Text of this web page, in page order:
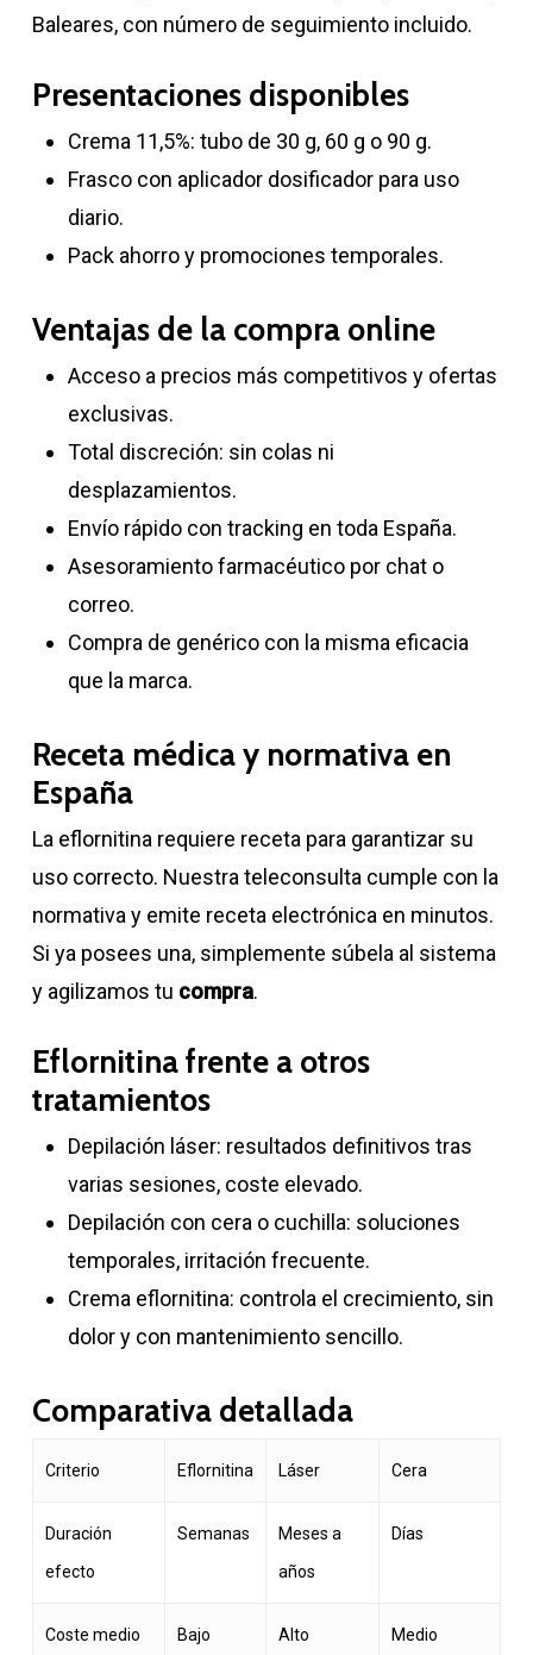
Baleares, con número de seguimiento incluido.
Presentaciones disponibles
Crema 11,5%: tubo de 30 g, 60 g o 90 g.
Frasco con aplicador dosificador para uso
diario.
Pack ahorro y promociones temporales.
Ventajas de la compra online
Acceso a precios más competitivos y ofertas
exclusivas.
Total discreción: sin colas ni
desplazamientos.
Envío rápido con tracking en toda España.
Asesoramiento farmacéutico por chat o
correo.
Compra de genérico con la misma eficacia
que la marca.
Receta médica y normativa en
España
La eflornitina requiere receta para garantizar su
uso correcto. Nuestra teleconsulta cumple con la
normativa y emite receta electrónica en minutos.
Si ya posees una, simplemente súbela al sistema
y agilizamos tu compra.
Eflornitina frente a otros
tratamientos
Depilación láser: resultados definitivos tras
varias sesiones, coste elevado.
Depilación con cera o cuchilla: soluciones
temporales, irritación frecuente.
Crema eflornitina: controla el crecimiento, sin
dolor y con mantenimiento sencillo.
Comparativa detallada
Criterio Eflornitina Láser Cera
Duración
efecto
Semanas
Meses a
años
Días
Coste medio Bajo Alto Medio